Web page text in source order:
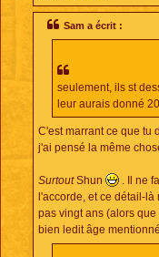
Sam a écrit :
seulement, ils st
leur aurais donné
C'est marrant ce que tu
j'ai pensé la même
SurtoutShun
. Il ne
l'accorde, et ce détail-
pas vingt ans (alors
bien ledit âge